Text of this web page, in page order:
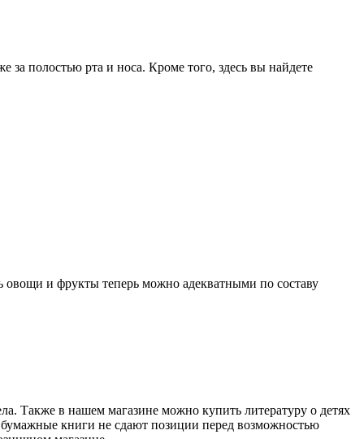
за полостью рта и носа. Кроме того, здесь вы найдете
овощи и фрукты теперь можно адекватными по составу
Также в нашем магазине можно купить литературу о детях
книги не сдают позиции перед возможностью